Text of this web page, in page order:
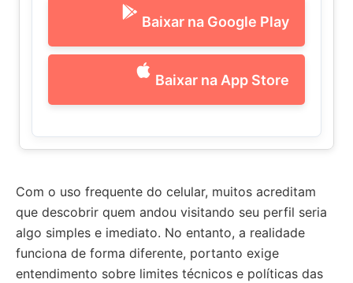
Baixar na Google Play
Baixar na App Store
Com o uso frequente do celular, muitos acreditam
que descobrir quem andou visitando seu perfil seria
algo simples e imediato. No entanto, a realidade
funciona de forma diferente, portanto exige
entendimento sobre limites técnicos e políticas das